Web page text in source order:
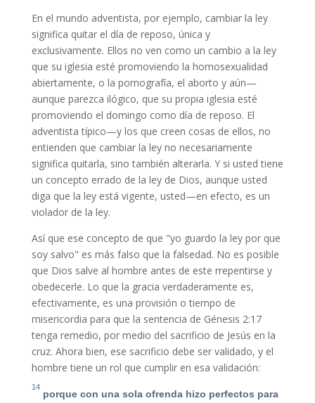
En el mundo adventista, por ejemplo, cambiar la ley
significa quitar el día de reposo, única y
exclusivamente. Ellos no ven como un cambio a la ley
que su iglesia esté promoviendo la homosexualidad
abiertamente, o la pornografía, el aborto y aún—
aunque parezca ilógico, que su propia iglesia esté
promoviendo el domingo como día de reposo. El
adventista típico—y los que creen cosas de ellos, no
entienden que cambiar la ley no necesariamente
significa quitarla, sino también alterarla. Y si usted tiene
un concepto errado de la ley de Dios, aunque usted
diga que la ley está vigente, usted—en efecto, es un
violador de la ley.
Así que ese concepto de que "yo guardo la ley por que
soy salvo" es más falso que la falsedad. No es posible
que Dios salve al hombre antes de este rrepentirse y
obedecerle. Lo que la gracia verdaderamente es,
efectivamente, es una provisión o tiempo de
misericordia para que la sentencia de Génesis 2:17
tenga remedio, por medio del sacrificio de Jesús en la
cruz. Ahora bien, ese sacrificio debe ser validado, y el
hombre tiene un rol que cumplir en esa validación:
14
porque con una sola ofrenda hizo perfectos para